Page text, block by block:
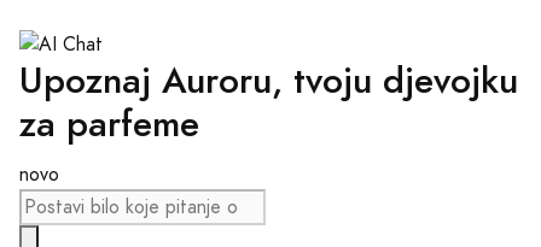
Upoznaj Auroru, tvoju djevojku
za parfeme
novo